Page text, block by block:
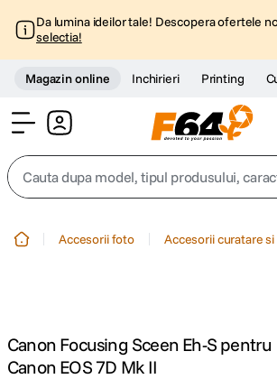
Da lumina ideilor tale! Descopera ofertele
selectia!
Magazin online Inchirieri Printing
Cauta dupa model, tipul produsului,
trepied telefon
Accesorii foto Accesorii curatare
Canon Focusing Sceen Eh-S pentru
Canon EOS 7D Mk II